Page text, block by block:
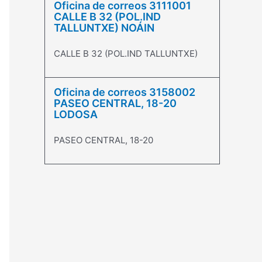
Oficina de correos 3111001
CALLE B 32 (POL.IND
TALLUNTXE) NOÁIN
CALLE B 32 (POL.IND TALLUNTXE)
Oficina de correos 3158002
PASEO CENTRAL, 18-20
LODOSA
PASEO CENTRAL, 18-20